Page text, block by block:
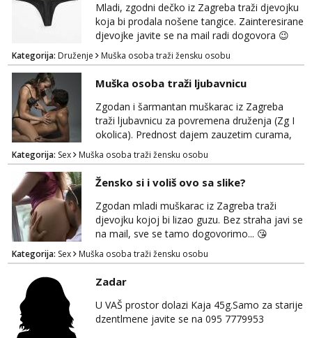
Mladi, zgodni dečko iz Zagreba traži djevojku
koja bi prodala nošene tangice. Zainteresirane
djevojke javite se na mail radi dogovora 😉
Kategorija: Druženje Muška osoba traži žensku osobu
Muška osoba traži ljubavnicu
Zgodan i šarmantan muškarac iz Zagreba
traži ljubavnicu za povremena druženja (Zg I
okolica). Prednost dajem zauzetim curama,
jer vjerujem da im je diskrecija jako bitna kao
i meni. Javite se na mail gdje možemo
započeti razgovor... 💋
Kategorija: Sex Muška osoba traži žensku osobu
Žensko si i voliš ovo sa slike?
Zgodan mladi muškarac iz Zagreba traži
djevojku kojoj bi lizao guzu. Bez straha javi se
na mail, sve se tamo dogovorimo... 😘
Kategorija: Sex Muška osoba traži žensku osobu
Zadar
U VAŠ prostor dolazi Kaja 45g.Samo za starije
dzentlmene javite se na 095 7779953